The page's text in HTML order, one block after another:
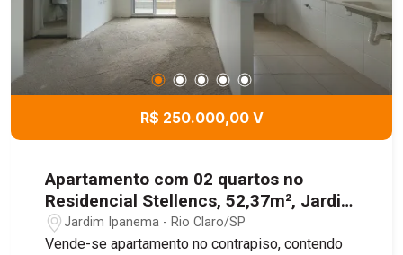
R$ 250.000,00 V
Apartamento com 02 quartos no
Residencial Stellencs, 52,37m², Jardim
Ipanema, RIo Claro/SP
Jardim Ipanema - Rio Claro/SP
Vende-se apartamento no contrapiso, contendo